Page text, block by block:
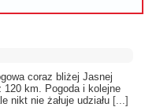
coraz bliżej Jasnej
120 km. Pogoda i kolejne
nikt nie żałuje udziału [...]